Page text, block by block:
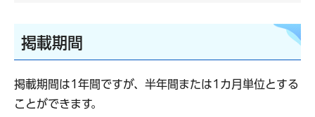
掲載期間
掲載期間は1年間ですが、半年間または1カ月単位とする
ことができます。